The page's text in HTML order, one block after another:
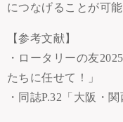
につなげることが可能
【参考文献】
・ロータリーの友
たちに任せて！」
・同誌P.32「大阪・